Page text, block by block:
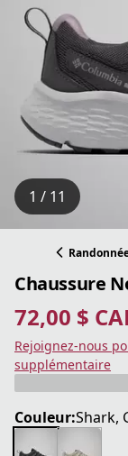
1 / 11
Chaussure
72,00 $
prix actuel 72,00
prix original
Enregistrer 40 %
Rejoignez-nous
supplémentaire
Couleur:Shark,